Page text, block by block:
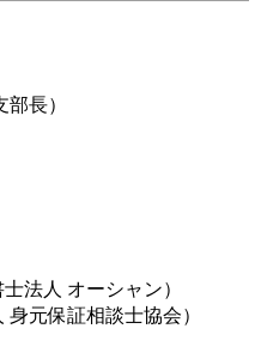
長）
法人 オーシャン）
元保証相談士協会）